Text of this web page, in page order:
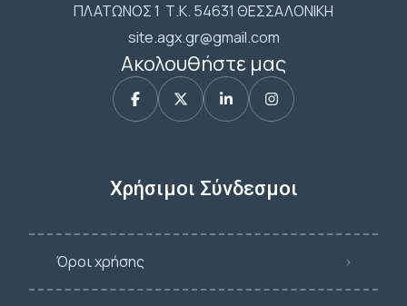
ΠΛΑΤΩΝΟΣ 1 Τ.Κ. 54631 ΘΕΣΣΑΛΟΝΙΚΗ
site.agx.gr@gmail.com
Ακολουθήστε μας
Χρήσιμοι Σύνδεσμοι
Όροι χρήσης